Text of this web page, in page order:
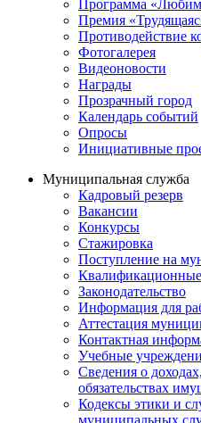
Программа
Премия
Противодействие
Фотогалерея
Видеоновости
Награды
Прозрачный город
Календарь событий
Опросы
Инициативные
Муниципальная служба
Кадровый резерв
Вакансии
Конкурсы
Стажировка
Поступление на
Законодательство
Информация для
Аттестация
Контактная
Учебные
Сведения о
обязательствах
Кодексы этики и
муниципальных